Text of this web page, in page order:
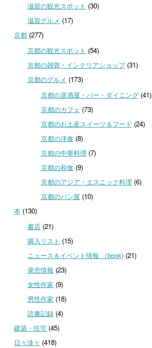
滋賀の観光スポット (30)
滋賀グルメ (17)
京都 (277)
京都の観光スポット (54)
京都の雑貨・インテリアショップ(31)
京都のグルメ (173)
京都の居酒屋・バー・ダイニング(41)
京都のカフェ (73)
京都のお土産スイーツ＆フード (24)
京都の洋食 (8)
京都の中華料理 (7)
京都の和食 (9)
京都のアジア・エスニック料理 (6)
京都のパン屋 (10)
本 (130)
書店(21)
購入リスト (15)
ニュース＆イベント情報 （book)(21)
発売情報 (23)
女性作家 (9)
男性作家 (18)
読書記録(4)
建築・住宅 (45)
日々淡々 (418)